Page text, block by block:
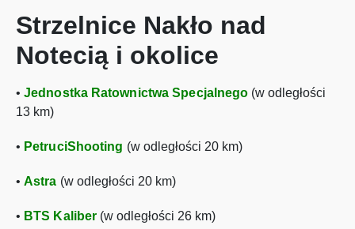
Strzelnice Nakło nad
Notecią i okolice
• Jednostka Ratownictwa Specjalnego (w odległości
13 km)
• PetruciShooting (w odległości 20 km)
• Astra (w odległości 20 km)
• BTS Kaliber (w odległości 26 km)